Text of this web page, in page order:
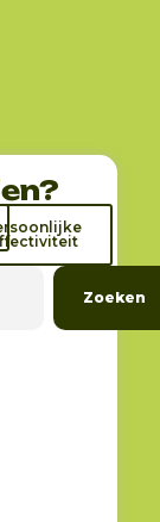
Zoeken